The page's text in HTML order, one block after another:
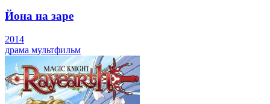
Йона на заре
2014
драма мультфильм